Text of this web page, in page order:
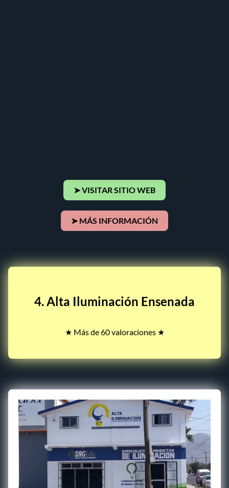
➤ VISITAR SITIO WEB
➤ MÁS INFORMACIÓN
4. Alta Iluminación Ensenada
★ Más de 60 valoraciones ★